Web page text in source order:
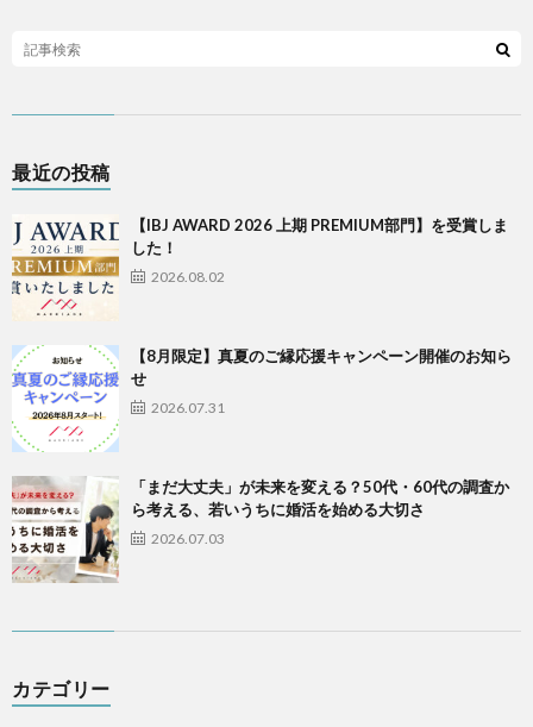
最近の投稿
【IBJ AWARD 2026 上期 PREMIUM部門】を受賞しま
した！
2026.08.02
【8月限定】真夏のご縁応援キャンペーン開催のお知ら
せ
2026.07.31
「まだ大丈夫」が未来を変える？50代・60代の調査か
ら考える、若いうちに婚活を始める大切さ
2026.07.03
カテゴリー